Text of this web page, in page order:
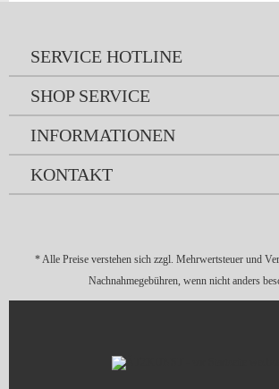
SERVICE HOTLINE
SHOP SERVICE
INFORMATIONEN
KONTAKT
* Alle Preise verstehen sich zzgl. Mehrwertsteuer und
Nachnahmegebühren, wenn nicht anders